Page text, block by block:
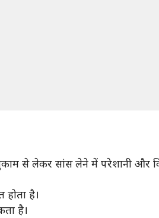
जुकाम से लेकर सांस लेने में परेशानी
है।
है।